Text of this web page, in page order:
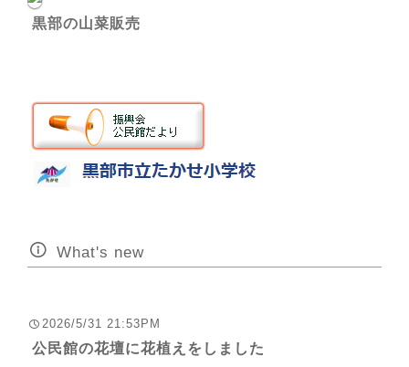
黒部の山菜販売
What's new
2026/5/31 21:53PM
公民館の花壇に花植えをしました